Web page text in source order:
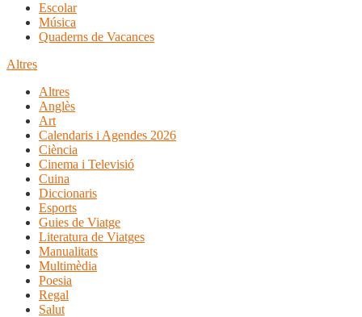
Escolar
Música
Quaderns de Vacances
Altres
Altres
Anglès
Art
Calendaris i Agendes 2026
Ciència
Cinema i Televisió
Cuina
Diccionaris
Esports
Guies de Viatge
Literatura de Viatges
Manualitats
Multimèdia
Poesia
Regal
Salut